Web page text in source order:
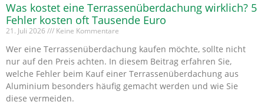
Was kostet eine Terrassenüberdachung wirklich? 5
Fehler kosten oft Tausende Euro
21. Juli 2026 Keine Kommentare
Wer eine Terrassenüberdachung kaufen möchte, sollte nicht
nur auf den Preis achten. In diesem Beitrag erfahren Sie,
welche Fehler beim Kauf einer Terrassenüberdachung aus
Aluminium besonders häufig gemacht werden und wie Sie
diese vermeiden.